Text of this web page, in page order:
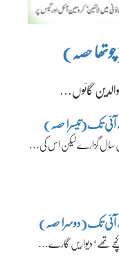
حصہ)
گائوں…
تک(تیسرا حصہ)
سال گزارے لیکن اس کی…
تک(دوسرا حصہ)
تھے‘ دیواریں گارے…